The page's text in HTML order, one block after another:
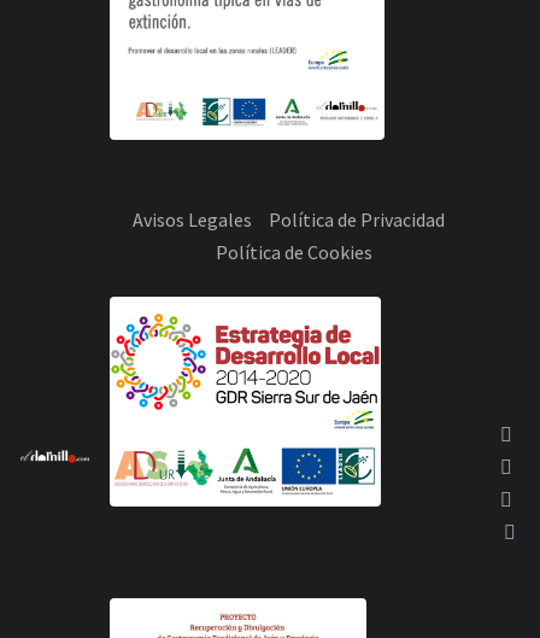
Avisos Legales
Política de Privacidad
Política de Cookies